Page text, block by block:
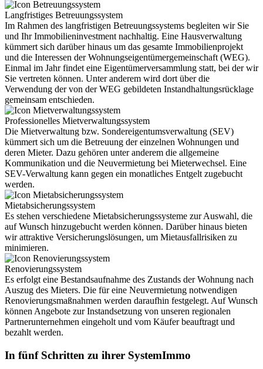
Langfristiges Betreuungssystem
Im Rahmen des langfristigen Betreuungssystems begleiten wir Sie
und Ihr Immobilieninvestment nachhaltig. Eine Hausverwaltung
kümmert sich darüber hinaus um das gesamte Immobilienprojekt
und die Interessen der Wohnungseigentümergemeinschaft (WEG).
Einmal im Jahr findet eine Eigentümerversammlung statt, bei der wir
Sie vertreten können. Unter anderem wird dort über die
Verwendung der von der WEG gebildeten Instandhaltungsrücklage
gemeinsam entschieden.
Professionelles Mietverwaltungssystem
Die Mietverwaltung bzw. Sondereigentumsverwaltung (SEV)
kümmert sich um die Betreuung der einzelnen Wohnungen und
deren Mieter. Dazu gehören unter anderem die allgemeine
Kommunikation und die Neuvermietung bei Mieterwechsel. Eine
SEV-Verwaltung kann gegen ein monatliches Entgelt zugebucht
werden.
Mietabsicherungssystem
Es stehen verschiedene Mietabsicherungssysteme zur Auswahl, die
auf Wunsch hinzugebucht werden können. Darüber hinaus bieten
wir attraktive Versicherungslösungen, um Mietausfallrisiken zu
minimieren.
Renovierungssystem
Es erfolgt eine Bestandsaufnahme des Zustands der Wohnung nach
Auszug des Mieters. Die für eine Neuvermietung notwendigen
Renovierungsmaßnahmen werden daraufhin festgelegt. Auf Wunsch
können Angebote zur Instandsetzung von unseren regionalen
Partnerunternehmen eingeholt und vom Käufer beauftragt und
bezahlt werden.
In fünf Schritten zu ihrer SystemImmo